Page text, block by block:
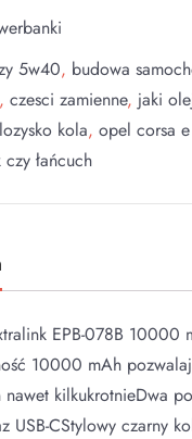
5w40, budowa
, czesci zamienne, jaki
lozysko kola, opel corsa
łańcuch
EPB-078B 10000
10000 mAh
nawet kilkukrotnieDwa
USB-CStylowy czarny